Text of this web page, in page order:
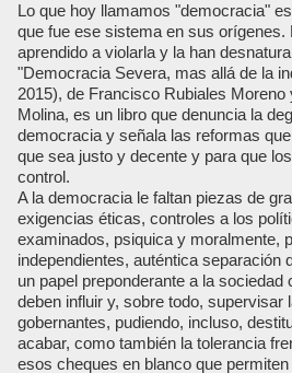
Lo que hoy llamamos "democracia"
que fue ese sistema en sus orígenes.
aprendido a violarla y la han
"Democracia Severa, mas allá de la
2015), de Francisco Rubiales
Molina, es un libro que denuncia la
democracia y señala las reformas
que sea justo y decente y para que
control.
A la democracia le faltan piezas de
exigencias éticas, controles a los
examinados, psiquica y moralmente,
independientes, auténtica separación
un papel preponderante a la sociedad
deben influir y, sobre todo, supervisar
gobernantes, pudiendo, incluso,
acabar, como también la tolerancia
esos cheques en blanco que